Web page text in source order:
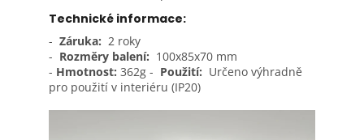
Technické informace:
- Záruka: 2 roky
- Rozměry balení: 100x85x70 mm
- Hmotnost: 362g - Použití: Určeno výhradně
pro použití v interiéru (IP20)